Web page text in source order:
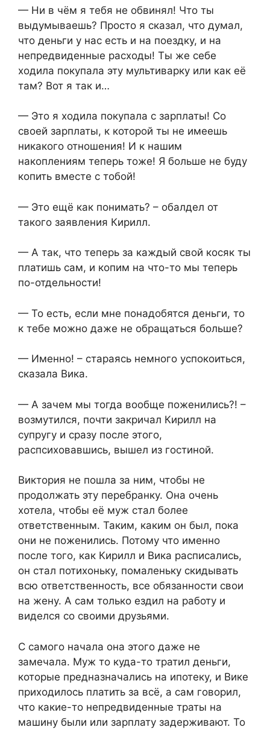
— Ни в чём я тебя не обвинял! Что ты
выдумываешь? Просто я сказал, что думал,
что деньги у нас есть и на поездку, и на
непредвиденные расходы! Ты же себе
ходила покупала эту мультиварку или как её
там? Вот я так и…
— Это я ходила покупала с зарплаты! Со
своей зарплаты, к которой ты не имеешь
никакого отношения! И к нашим
накоплениям теперь тоже! Я больше не буду
копить вместе с тобой!
— Это ещё как понимать? – обалдел от
такого заявления Кирилл.
— А так, что теперь за каждый свой косяк ты
платишь сам, и копим на что-то мы теперь
по-отдельности!
— То есть, если мне понадобятся деньги, то
к тебе можно даже не обращаться больше?
— Именно! – стараясь немного успокоиться,
сказала Вика.
— А зачем мы тогда вообще поженились?! –
возмутился, почти закричал Кирилл на
супругу и сразу после этого,
распсиховавшись, вышел из гостиной.
Виктория не пошла за ним, чтобы не
продолжать эту перебранку. Она очень
хотела, чтобы её муж стал более
ответственным. Таким, каким он был, пока
они не поженились. Потому что именно
после того, как Кирилл и Вика расписались,
он стал потихоньку, помаленьку скидывать
всю ответственность, все обязанности свои
на жену. А сам только ездил на работу и
виделся со своими друзьями.
С самого начала она этого даже не
замечала. Муж то куда-то тратил деньги,
которые предназначались на ипотеку, и Вике
приходилось платить за всё, а сам говорил,
что какие-то непредвиденные траты на
машину были или зарплату задерживают. То